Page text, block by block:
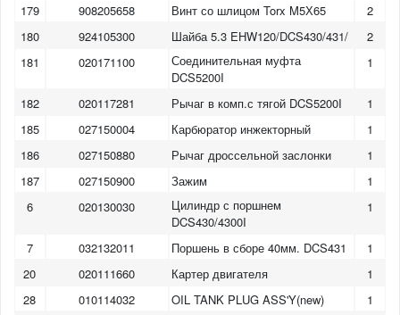
179
908205658 Винт со шлицом Torx M5Х65
2
180
924105300 Шайба 5.3 EHW120/DCS430/431/
2
181
020171100
Соединительная муфта
DCS5200I
1
182 020117281 Рычаг в комп.с тягой DCS5200I
1
185
027150004 Карбюратор инжекторный
1
186
027150880 Рычаг дроссельной заслонки
1
187
027150900 Зажим
1
6
020130030
Цилиндр с поршнем
DCS430/4300I
1
7 032132011 Поршень в сборе 40мм. DCS431
1
20
020111660 Картер двигателя
1
28
010114032 OIL TANK PLUG ASS'Y(new) 1